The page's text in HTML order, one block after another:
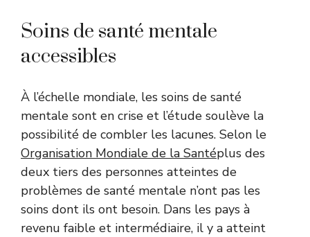
Soins de santé mentale
accessibles
À l’échelle mondiale, les soins de santé
mentale sont en crise et l’étude soulève la
possibilité de combler les lacunes. Selon le
Organisation Mondiale de la Santéplus des
deux tiers des personnes atteintes de
problèmes de santé mentale n’ont pas les
soins dont ils ont besoin. Dans les pays à
revenu faible et intermédiaire, il y a atteint